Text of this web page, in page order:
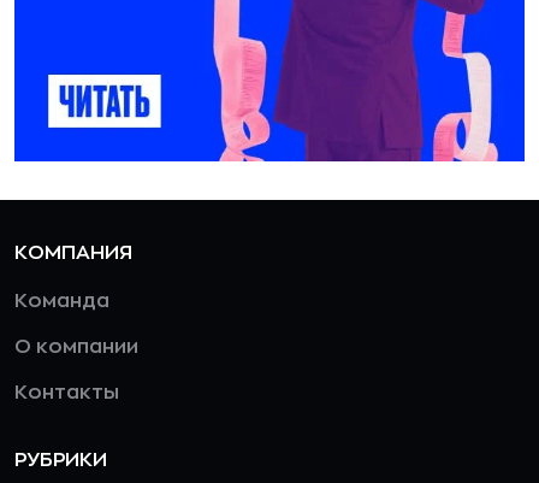
КОМПАНИЯ
Команда
О компании
Контакты
РУБРИКИ